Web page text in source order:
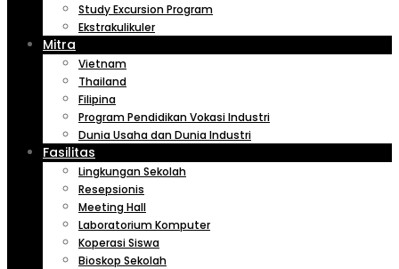
Study Excursion Program
Ekstrakulikuler
Mitra
Vietnam
Thailand
Filipina
Program Pendidikan Vokasi Industri
Dunia Usaha dan Dunia Industri
Fasilitas
Lingkungan Sekolah
Resepsionis
Meeting Hall
Laboratorium Komputer
Koperasi Siswa
Bioskop Sekolah